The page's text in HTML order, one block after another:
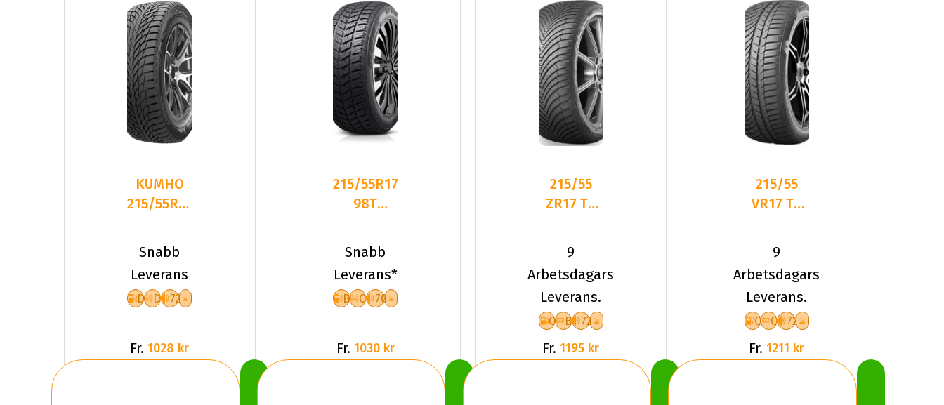
KUMHO
215/55R17
XL NC
DOT23
Snabb
Leverans
D D 72
Fr. 1028 kr
215/55R17
98T
SNOW-H
MSL01 XL
Fr
Snabb
Leverans*
B C 70
Fr. 1030 kr
215/55
ZR17 TL
KUMHO
SOLUS 4S
HA32+ XL
9
Arbetsdagars
Leverans.
C B 72
Fr. 1195 kr
215/55
VR17 TL
KUMHO
WP72 XL
9
Arbetsdagars
Leverans.
C C 72
Fr. 1211 kr